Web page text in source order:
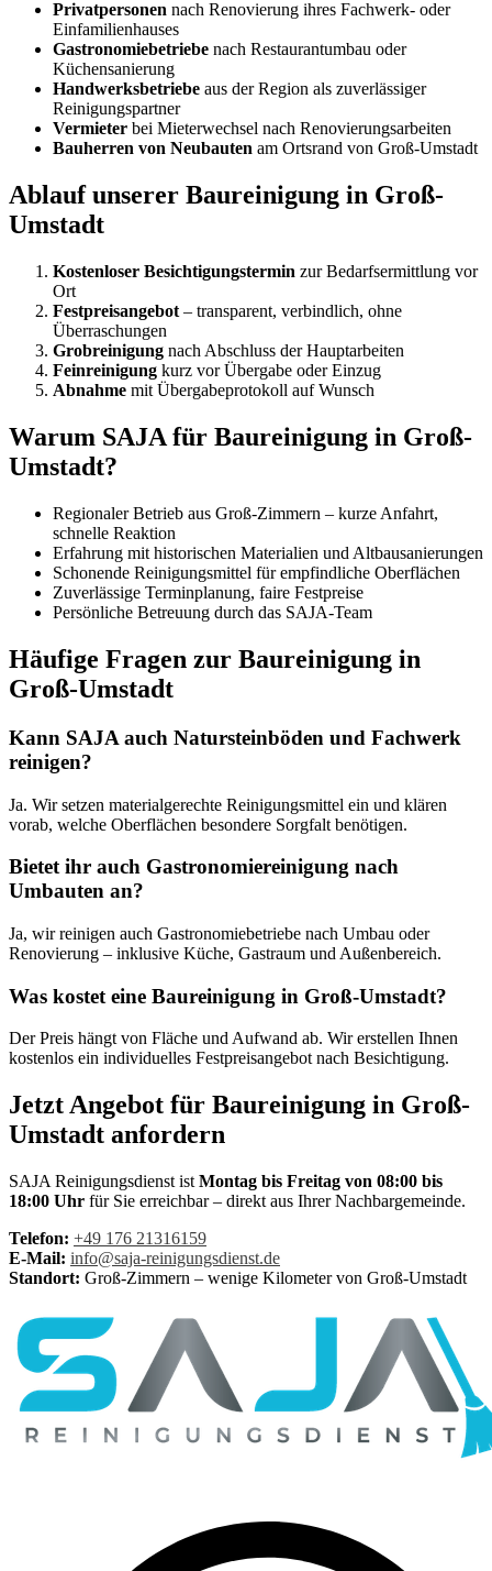
Privatpersonen nach Renovierung ihres Fachwerk- oder
Einfamilienhauses
Gastronomiebetriebe nach Restaurantumbau oder
Küchensanierung
Handwerksbetriebe aus der Region als zuverlässiger
Reinigungspartner
Vermieter bei Mieterwechsel nach Renovierungsarbeiten
Bauherren von Neubauten am Ortsrand von Groß-Umstadt
Ablauf unserer Baureinigung in Groß-
Umstadt
Kostenloser Besichtigungstermin zur Bedarfsermittlung vor
Ort
Festpreisangebot – transparent, verbindlich, ohne
Überraschungen
Grobreinigung nach Abschluss der Hauptarbeiten
Feinreinigung kurz vor Übergabe oder Einzug
Abnahme mit Übergabeprotokoll auf Wunsch
Warum SAJA für Baureinigung in Groß-
Umstadt?
Regionaler Betrieb aus Groß-Zimmern – kurze Anfahrt,
schnelle Reaktion
Erfahrung mit historischen Materialien und Altbausanierungen
Schonende Reinigungsmittel für empfindliche Oberflächen
Zuverlässige Terminplanung, faire Festpreise
Persönliche Betreuung durch das SAJA-Team
Häufige Fragen zur Baureinigung in
Groß-Umstadt
Kann SAJA auch Natursteinböden und Fachwerk
reinigen?
Ja. Wir setzen materialgerechte Reinigungsmittel ein und klären
vorab, welche Oberflächen besondere Sorgfalt benötigen.
Bietet ihr auch Gastronomiereinigung nach
Umbauten an?
Ja, wir reinigen auch Gastronomiebetriebe nach Umbau oder
Renovierung – inklusive Küche, Gastraum und Außenbereich.
Was kostet eine Baureinigung in Groß-Umstadt?
Der Preis hängt von Fläche und Aufwand ab. Wir erstellen Ihnen
kostenlos ein individuelles Festpreisangebot nach Besichtigung.
Jetzt Angebot für Baureinigung in Groß-
Umstadt anfordern
SAJA Reinigungsdienst ist Montag bis Freitag von 08:00 bis
18:00 Uhr für Sie erreichbar – direkt aus Ihrer Nachbargemeinde.
Telefon: +49 176 21316159
E-Mail: info@saja-reinigungsdienst.de
Standort: Groß-Zimmern – wenige Kilometer von Groß-Umstadt